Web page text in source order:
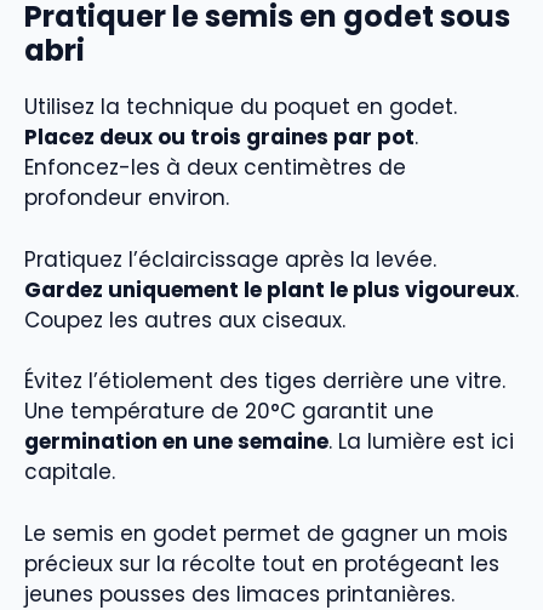
Pratiquer le semis en godet sous
abri
Utilisez la technique du poquet en godet.
Placez deux ou trois graines par pot.
Enfoncez-les à deux centimètres de
profondeur environ.
Pratiquez l’éclaircissage après la levée.
Gardez uniquement le plant le plus vigoureux.
Coupez les autres aux ciseaux.
Évitez l’étiolement des tiges derrière une vitre.
Une température de 20°C garantit une
germination en une semaine. La lumière est ici
capitale.
Le semis en godet permet de gagner un mois
précieux sur la récolte tout en protégeant les
jeunes pousses des limaces printanières.